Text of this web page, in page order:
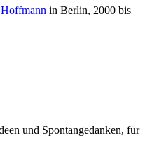
in Berlin, 2000 bis
und Spontangedanken, für